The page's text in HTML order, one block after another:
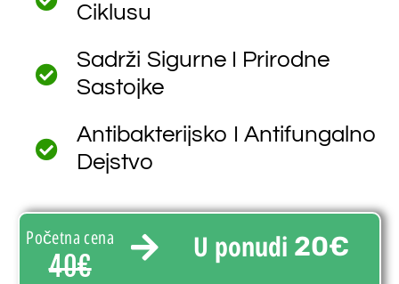
Ciklusu
Sadrži Sigurne I Prirodne
Sastojke
Antibakterijsko I Antifungalno
Dejstvo
Početna cena
40€
U ponudi 20€